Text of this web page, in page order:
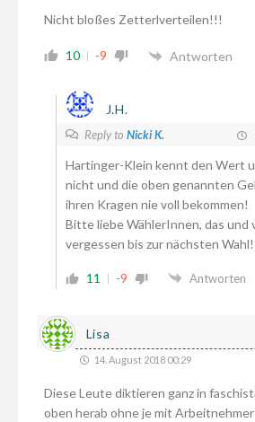
Nicht bloßes Zetterlverteilen!!!
10 -9 Antworten
J.H.
Reply to Nicki K.
Hartinger-Klein kennt den Wert
nicht und die oben genannten
ihren Kragen nie voll bekommen!
Bitte liebe WählerInnen, das und
vergessen bis zur nächsten Wahl!
11 -9 Antworten
Lisa
14. August 2018 00:29
Diese Leute diktieren ganz in
oben herab ohne je mit